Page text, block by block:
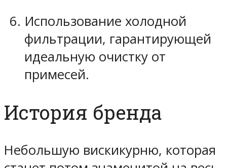
Использование холодной
фильтрации, гарантирующей
идеальную очистку от
примесей.
История бренда
Небольшую вискикурню, которая